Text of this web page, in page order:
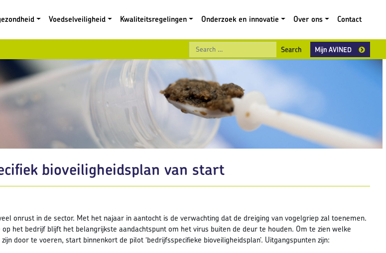
Voedselveiligheid Kwaliteitsregelingen Onderzoek en innovatie Over ons Contact
Search
Mijn AVINED
bioveiligheidsplan van start
onrust in de sector. Met het najaar in aantocht is de verwachting dat de dreiging van vogelgriep zal toenemen.
op het bedrijf blijft het belangrijkste aandachtspunt om het virus buiten de deur te houden. Om te zien welke
door te voeren, start binnenkort de pilot ‘bedrijfsspecifieke bioveiligheidsplan’. Uitgangspunten zijn: